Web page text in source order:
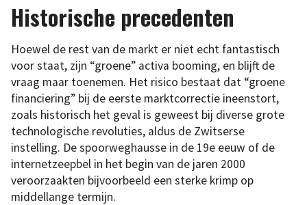
Historische precedenten
Hoewel de rest van de markt er niet echt fantastisch
voor staat, zijn “groene” activa booming, en blijft de
vraag maar toenemen. Het risico bestaat dat “groene
financiering” bij de eerste marktcorrectie ineenstort,
zoals historisch het geval is geweest bij diverse grote
technologische revoluties, aldus de Zwitserse
instelling. De spoorweghausse in de 19e eeuw of de
internetzeepbel in het begin van de jaren 2000
veroorzaakten bijvoorbeeld een sterke krimp op
middellange termijn.